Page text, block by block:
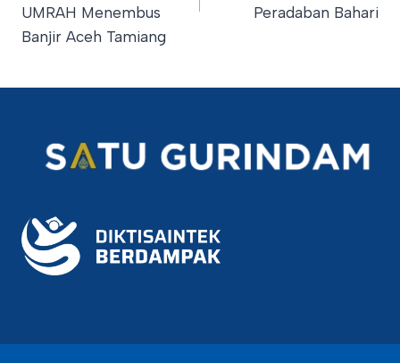
UMRAH Menembus
Banjir Aceh Tamiang
Peradaban Bahari